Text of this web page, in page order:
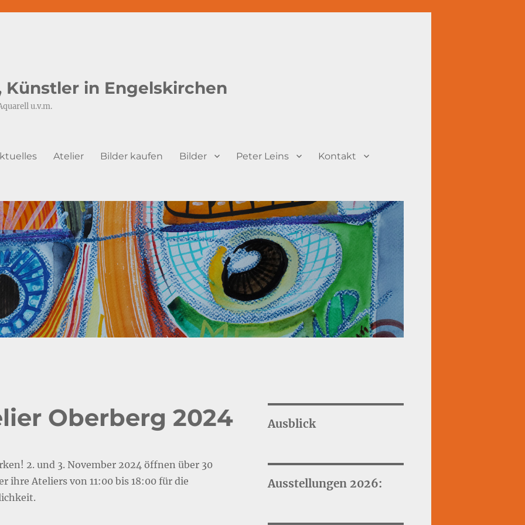
Künstler in Engelskirchen
u.v.m.
Atelier Bilder kaufen Bilder Peter Leins Kontakt
Oberberg 2024
2. und 3. November 2024 öffnen über 30
ihre Ateliers von 11:00 bis 18:00 für die
Ausblick
Ausstellungen 2026: